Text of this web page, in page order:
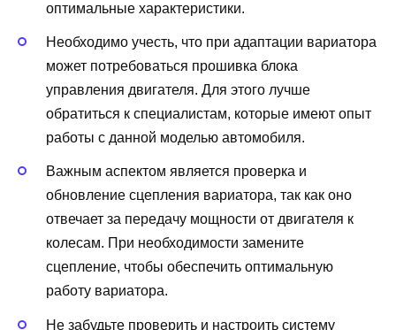
оптимальные характеристики.
Необходимо учесть, что при адаптации вариатора
может потребоваться прошивка блока
управления двигателя. Для этого лучше
обратиться к специалистам, которые имеют опыт
работы с данной моделью автомобиля.
Важным аспектом является проверка и
обновление сцепления вариатора, так как оно
отвечает за передачу мощности от двигателя к
колесам. При необходимости замените
сцепление, чтобы обеспечить оптимальную
работу вариатора.
Не забудьте проверить и настроить систему